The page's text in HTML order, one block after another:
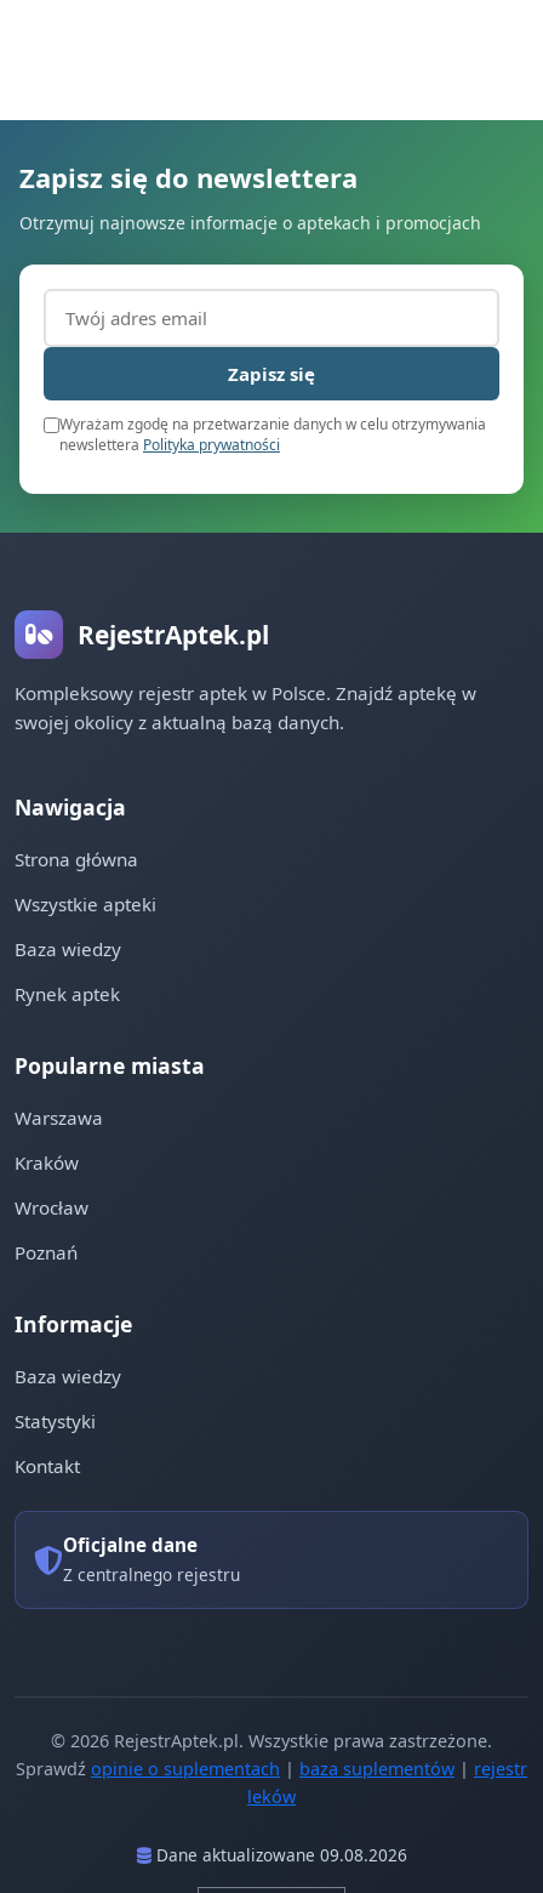
Zapisz się do newslettera
Otrzymuj najnowsze informacje o aptekach i promocjach
Adres email (wymagany)
Zapisz się
Wyrażam zgodę na przetwarzanie danych w celu otrzymywania
newslettera Polityka prywatności
RejestrAptek.pl
Kompleksowy rejestr aptek w Polsce. Znajdź aptekę w
swojej okolicy z aktualną bazą danych.
Nawigacja
Strona główna
Wszystkie apteki
Baza wiedzy
Rynek aptek
Popularne miasta
Warszawa
Kraków
Wrocław
Poznań
Informacje
Baza wiedzy
Statystyki
Kontakt
Oficjalne dane
Z centralnego rejestru
© 2026 RejestrAptek.pl. Wszystkie prawa zastrzeżone.
Sprawdź opinie o suplementach | baza suplementów | rejestr
leków
Dane aktualizowane 09.08.2026